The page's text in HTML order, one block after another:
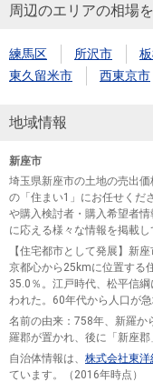
周辺のエリアの相場
練馬区 所沢市
東久留米市
西東京市
地域情報
新座市
埼玉県新座市の土地の売出
の「住まい1」にお任せくだ
や購入検討者・購入希望者
に応える様々な情報を掲載し
【住宅都市として発展】新
京都心から25kmに位置する
35.0％。江戸時代、松平信
われた。60年代から人口が
名前の由来：758年、新羅か
羅郡が置かれ、後に「新座郡
自治体情報は、 株式会社東洋
ています。（2016年時点）